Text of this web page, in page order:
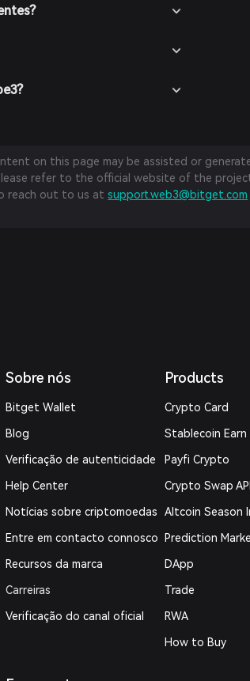
on this page may be assisted or
refer to the official website of the
reach out to us atsupport.web3@bitget.com
Sobre nós
Bitget Wallet
Blog
Verificação de autenticidade
Help Center
Notícias sobre criptomoedas
Entre em contacto connosco
Recursos da marca
Carreiras
Verificação do canal oficial
Products
Crypto Card
Stablecoin Earn
Payfi Crypto
Crypto Swap API
Altcoin Season
Prediction
DApp
Trade
RWA
How to Buy